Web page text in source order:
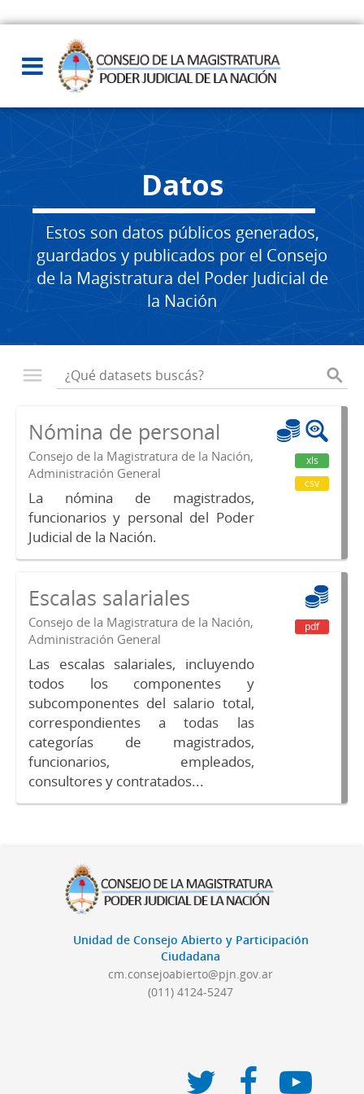
Datos
Estos son datos públicos generados,
guardados y publicados por el Consejo
de la Magistratura del Poder Judicial de
la Nación
Nómina de personal
Consejo de la Magistratura de la Nación,
Administración General
La nómina de magistrados,
funcionarios y personal del Poder
Judicial de la Nación.
xls
csv
Escalas salariales
Consejo de la Magistratura de la Nación,
Administración General
Las escalas salariales, incluyendo
todos los componentes y
subcomponentes del salario total,
correspondientes a todas las
categorías de magistrados,
funcionarios, empleados,
consultores y contratados...
pdf
Unidad de Consejo Abierto y Participación
Ciudadana
cm.consejoabierto@pjn.gov.ar
(011) 4124-5247